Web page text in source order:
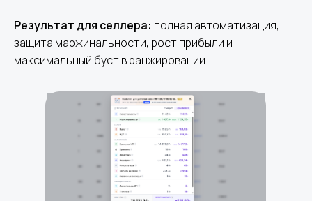
Результат для селлера: полная автоматизация,
защита маржинальности, рост прибыли и
максимальный буст в ранжировании.